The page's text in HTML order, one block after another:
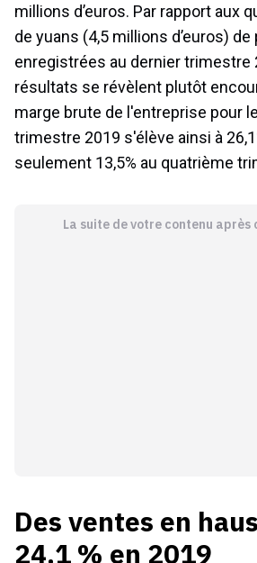
millions d’euros. Par rapport aux
de yuans (4,5 millions d’euros) de
enregistrées au dernier trimestre
résultats se révèlent plutôt
marge brute de l'entreprise pour
trimestre 2019 s'élève ainsi à
seulement 13,5% au quatrième
La suite de votre contenu après
Des ventes en
24,1 % en 2019